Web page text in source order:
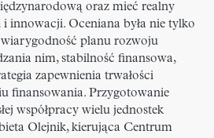
oraz mieć realny
innowacji. Oceniana była nie tylko
wiarygodność planu rozwoju
nim, stabilność finansowa,
zapewnienia trwałości
finansowania. Przygotowanie
współpracy wielu jednostek
Olejnik, kierująca Centrum